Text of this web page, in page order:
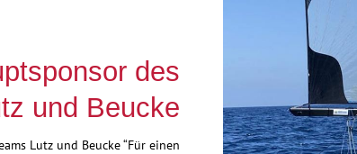
des
und Beucke
Lutz und Beucke “Für einen